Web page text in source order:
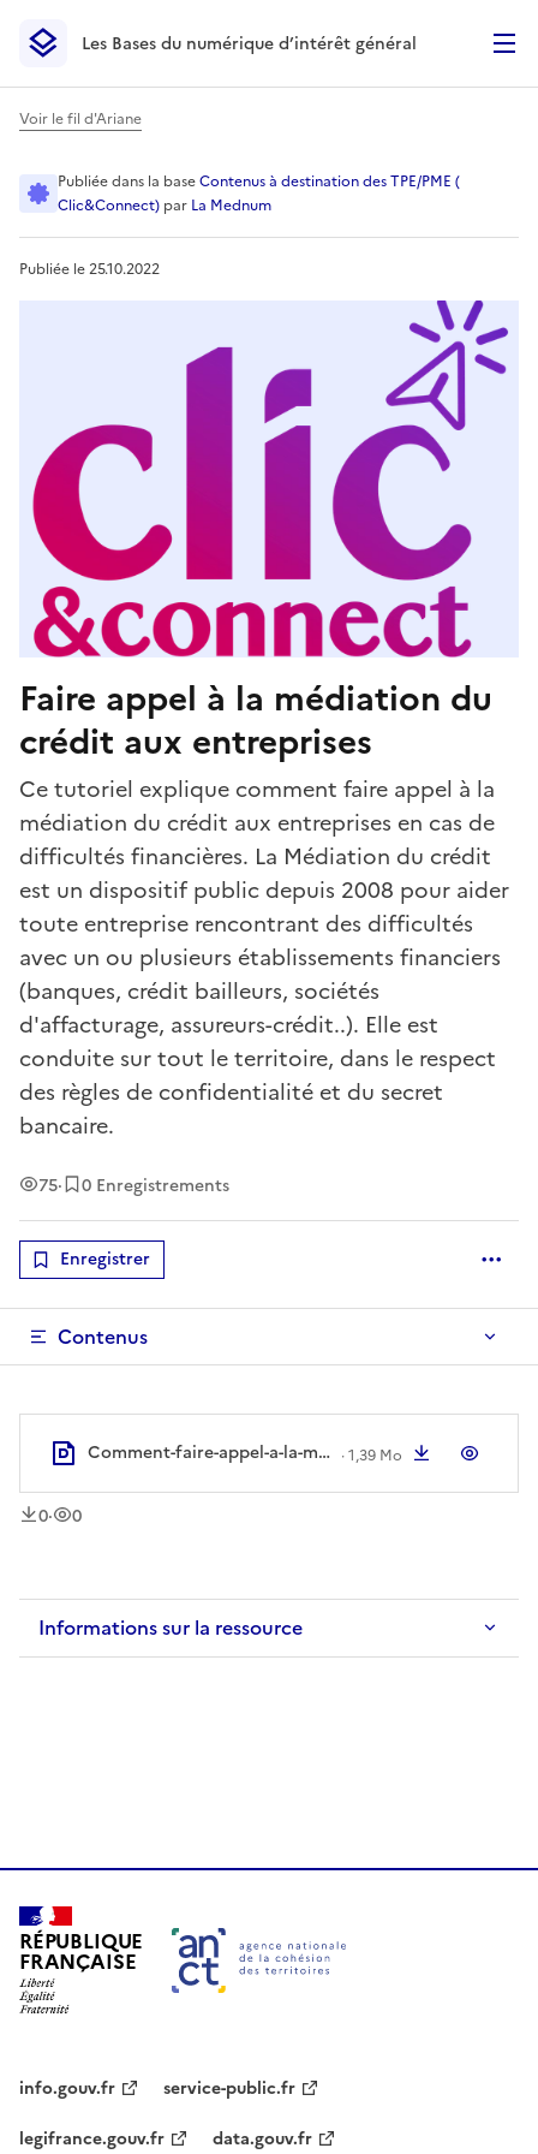
Les Bases du numérique d’intérêt général- Retour à la
Les Bases du numérique d’intérêt général
Voir le fil d'Ariane
Faire appel à la médiation
Publiéedans la baseContenus à destination des TPE/PME (
Clic&Connect) par La Mednum
Publiée le25.10.2022
Faire appel à la médiation du
crédit aux entreprises
Ce tutoriel explique comment faire appel à la
médiation du crédit aux entreprises en cas de
difficultés financières. La Médiation du crédit
est un dispositif public depuis 2008 pour aider
toute entreprise rencontrant des difficultés
avec un ou plusieurs établissements financiers
(banques, crédit bailleurs, sociétés
d'affacturage, assureurs-crédit..). Elle est
conduite sur tout le territoire, dans le respect
des règles de confidentialité et du secret
bancaire.
75Vues
· 0 Enregistrements
Enregistrer
Contenus
Comment-faire-appel-a-la-mediation-du-credit-aux-entreprises.pdf ·1,39 Mo Télécharger
0
téléchargement
· 0
vues
Informations sur la ressource
RÉPUBLIQUE
FRANÇAISE
info.gouv.fr
service-public.fr
legifrance.gouv.fr
data.gouv.fr